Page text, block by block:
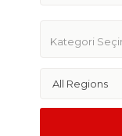
All Regions